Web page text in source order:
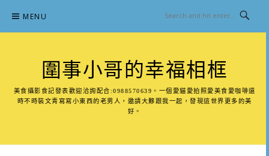
content
MENU
圍事小哥的幸福相框
美食攝影食記發表歡迎洽詢配合:0988570639。一個愛貓愛拍照愛美食愛咖啡還
時不時裝文青寫寫小東西的老男人，邀請大夥跟我一起，發現這世界更多的美
好。